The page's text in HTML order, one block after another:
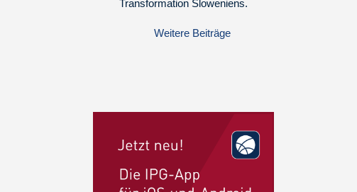
Transformation Sloweniens.
Weitere Beiträge